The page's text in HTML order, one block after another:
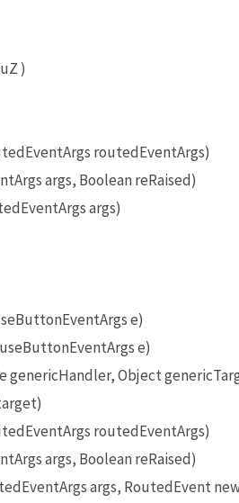
)
routedEventArgs)
args, Boolean reRaised)
args)
e)
e)
genericHandler, Object
routedEventArgs)
args, Boolean reRaised)
args, RoutedEvent